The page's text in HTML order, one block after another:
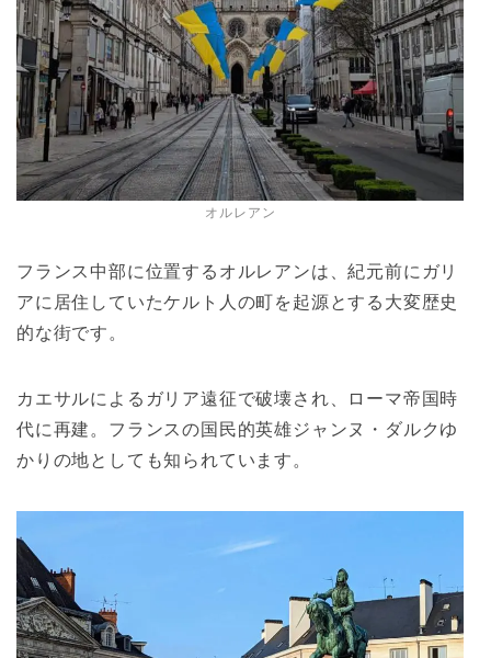
オルレアン
フランス中部に位置するオルレアンは、紀元前にガリ
アに居住していたケルト人の町を起源とする大変歴史
的な街です。
カエサルによるガリア遠征で破壊され、ローマ帝国時
代に再建。フランスの国民的英雄ジャンヌ・ダルクゆ
かりの地としても知られています。